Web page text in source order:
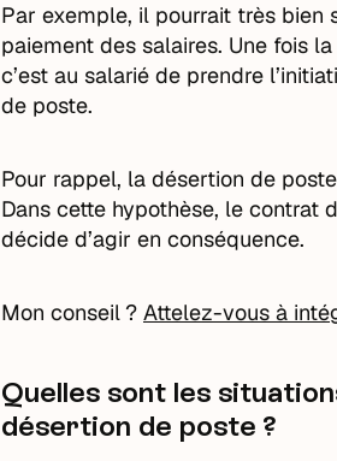
Par exemple, il pourrait très bien
paiement des salaires. Une fois
c’est au salarié de prendre
de poste.
Pour rappel, la désertion de
Dans cette hypothèse, le contrat
décide d’agir en conséquence.
Mon conseil ? Attelez-vous à
Quelles sont les
désertion de poste ?